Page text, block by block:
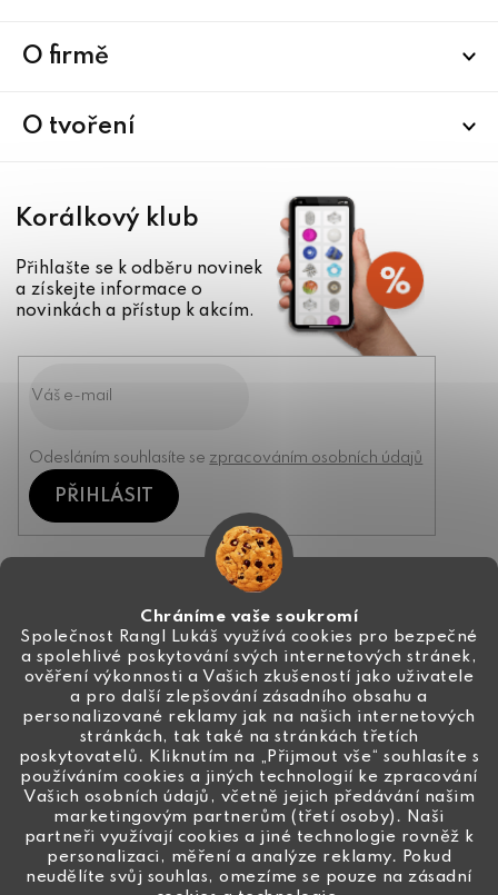
Chráníme vaše soukromí
Společnost Rangl Lukáš využívá cookies pro bezpečné
a spolehlivé poskytování svých internetových stránek,
ověření výkonnosti a Vašich zkušeností jako uživatele
a pro další zlepšování zásadního obsahu a
personalizované reklamy jak na našich internetových
stránkách, tak také na stránkách třetích
poskytovatelů. Kliknutím na „Přijmout vše“ souhlasíte s
používáním cookies a jiných technologií ke zpracování
Vašich osobních údajů, včetně jejich předávání našim
marketingovým partnerům (třetí osoby). Naši
partneři využívají cookies a jiné technologie rovněž k
personalizaci, měření a analýze reklamy. Pokud
neudělíte svůj souhlas, omezíme se pouze na zásadní
O firmě
O tvoření
Korálkový klub
Přihlašte se k odběru novinek
a získejte informace o
novinkách a přístup k akcím.
Odesláním souhlasíte se zpracováním osobních údajů
PŘIHLÁSIT
info@ceske-koralky.cz
+420 774 444 191